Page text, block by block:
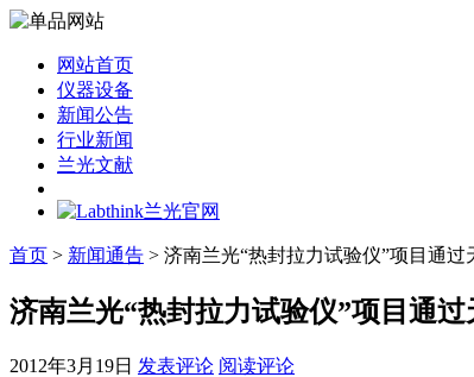
网站首页
仪器设备
新闻公告
行业新闻
兰光文献
首页 > 新闻通告 > 济南兰光“热封拉力试验仪”项目通
济南兰光“热封拉力试验仪”项目通
2012年3月19日 发表评论 阅读评论